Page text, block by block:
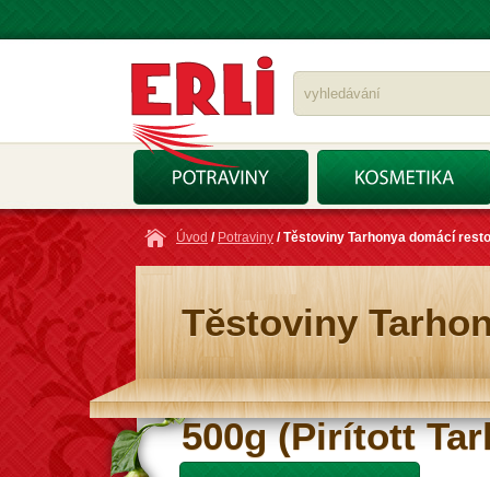
Úvod / Potraviny / Těstoviny Tarhonya domácí
Těstoviny
500g (Pirított